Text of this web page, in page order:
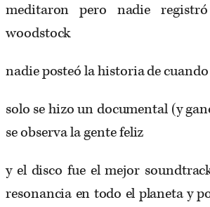
meditaron pero nadie
woodstock
nadie posteó la historia de
solo se hizo un documental (y
se observa la gente feliz
y el disco fue el mejor
resonancia en todo el planeta y